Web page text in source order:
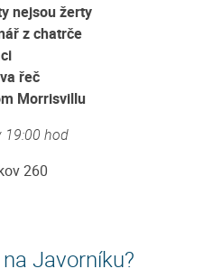
nejsou žerty
z chatrče
řeč
Morrisvillu
19:00 hod
260
Javorníku?